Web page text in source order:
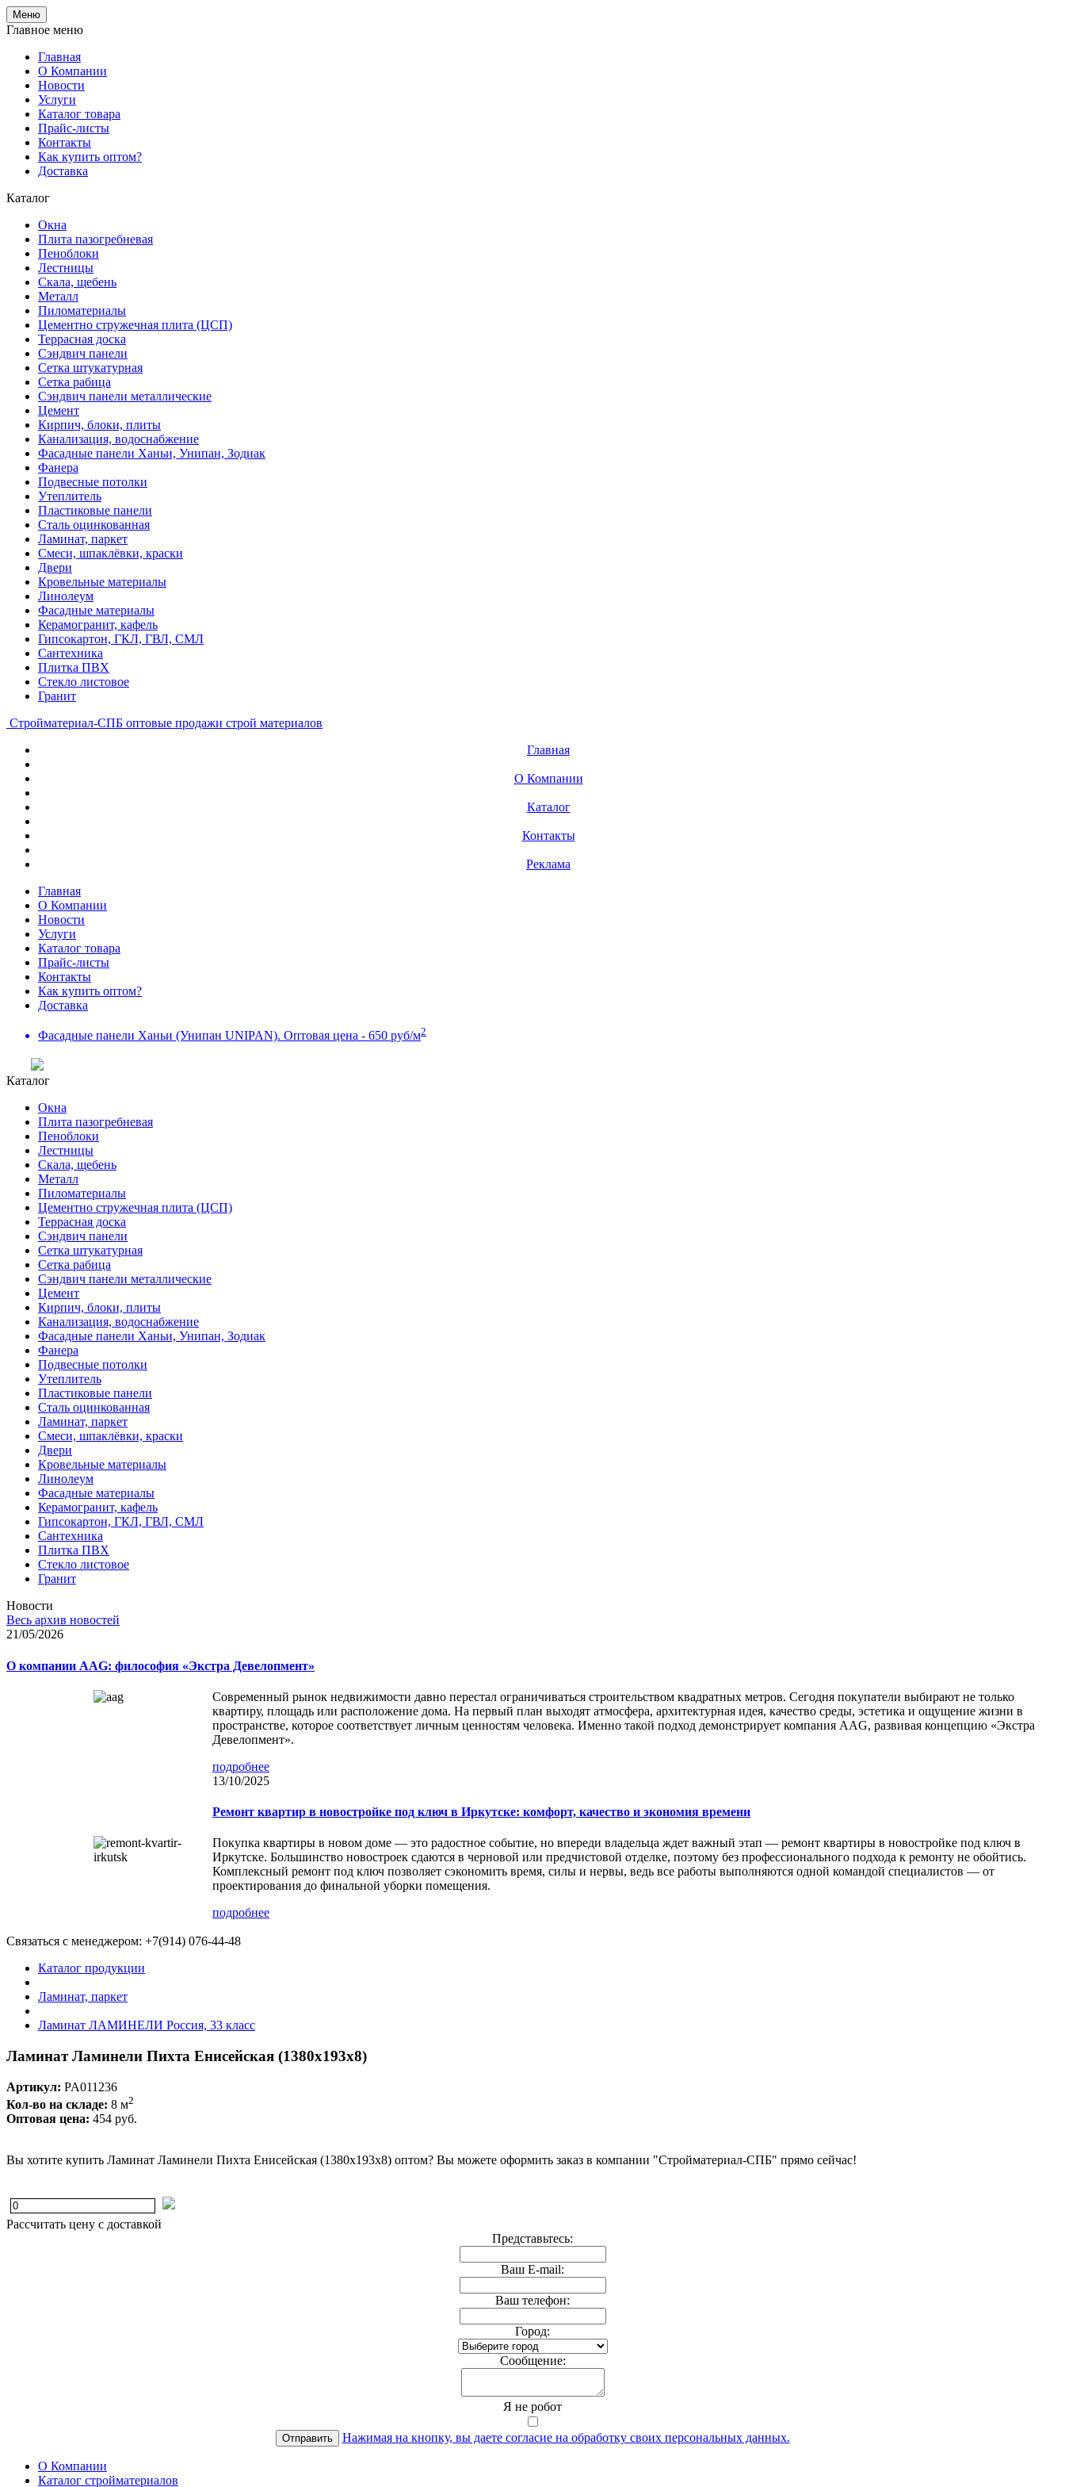
Меню
Главное меню
Главная
О Компании
Новости
Услуги
Каталог товара
Прайс-листы
Контакты
Как купить оптом?
Доставка
Каталог
Окна
Плита пазогребневая
Пеноблоки
Лестницы
Скала, щебень
Металл
Пиломатериалы
Цементно стружечная плита (ЦСП)
Террасная доска
Сэндвич панели
Сетка штукатурная
Сетка рабица
Сэндвич панели металлические
Цемент
Кирпич, блоки, плиты
Канализация, водоснабжение
Фасадные панели Ханьи, Унипан, Зодиак
Фанера
Подвесные потолки
Утеплитель
Пластиковые панели
Сталь оцинкованная
Ламинат, паркет
Смеси, шпаклёвки, краски
Двери
Кровельные материалы
Линолеум
Фасадные материалы
Керамогранит, кафель
Гипсокартон, ГКЛ, ГВЛ, СМЛ
Сантехника
Плитка ПВХ
Стекло листовое
Гранит
Стройматериал-СПБ оптовые продажи строй материалов
Главная
О Компании
Каталог
Контакты
Реклама
Главная
О Компании
Новости
Услуги
Каталог товара
Прайс-листы
Контакты
Как купить оптом?
Доставка
Фасадные панели Ханьи (Унипан UNIPAN). Оптовая цена - 650 руб/м2
Каталог
Окна
Плита пазогребневая
Пеноблоки
Лестницы
Скала, щебень
Металл
Пиломатериалы
Цементно стружечная плита (ЦСП)
Террасная доска
Сэндвич панели
Сетка штукатурная
Сетка рабица
Сэндвич панели металлические
Цемент
Кирпич, блоки, плиты
Канализация, водоснабжение
Фасадные панели Ханьи, Унипан, Зодиак
Фанера
Подвесные потолки
Утеплитель
Пластиковые панели
Сталь оцинкованная
Ламинат, паркет
Смеси, шпаклёвки, краски
Двери
Кровельные материалы
Линолеум
Фасадные материалы
Керамогранит, кафель
Гипсокартон, ГКЛ, ГВЛ, СМЛ
Сантехника
Плитка ПВХ
Стекло листовое
Гранит
Новости
Весь архив новостей
21/05/2026
О компании AAG: философия «Экстра Девелопмент»
Современный рынок недвижимости давно перестал ограничиваться строительством квадратных метров. Сегодня покупатели выбирают не только
квартиру, площадь или расположение дома. На первый план выходят атмосфера, архитектурная идея, качество среды, эстетика и ощущение жизни в
пространстве, которое соответствует личным ценностям человека. Именно такой подход демонстрирует компания AAG, развивая концепцию «Экстра
Девелопмент».
подробнее
13/10/2025
Ремонт квартир в новостройке под ключ в Иркутске: комфорт, качество и экономия времени
Покупка квартиры в новом доме — это радостное событие, но впереди владельца ждет важный этап — ремонт квартиры в новостройке под ключ в
Иркутске. Большинство новостроек сдаются в черновой или предчистовой отделке, поэтому без профессионального подхода к ремонту не обойтись.
Комплексный ремонт под ключ позволяет сэкономить время, силы и нервы, ведь все работы выполняются одной командой специалистов — от
проектирования до финальной уборки помещения.
подробнее
Связаться с менеджером: +7(914) 076-44-48
Каталог продукции
Ламинат, паркет
Ламинат ЛАМИНЕЛИ Россия, 33 класс
Ламинат Ламинели Пихта Енисейская (1380x193x8)
Артикул: PA011236
Кол-во на складе: 8 м2
Оптовая цена: 454 руб.
Вы хотите купить Ламинат Ламинели Пихта Енисейская (1380x193x8) оптом? Вы можете оформить заказ в компании "Стройматериал-СПБ" прямо сейчас!
Рассчитать цену с доставкой
Представьтесь:
Ваш E-mail:
Ваш телефон:
Город:
Cообщение:
Я не робот
Отправить Нажимая на кнопку, вы даете согласие на обработку своих персональных данных.
О Компании
Каталог стройматериалов